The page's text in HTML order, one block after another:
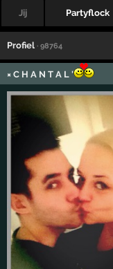
Jij Partyflock
Profiel · 98764
× C H A N T A L '